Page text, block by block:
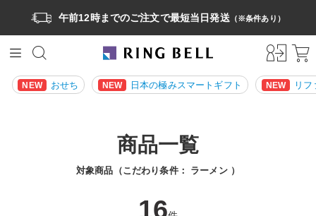
午前12時までのご注文で最短当日発送（※条件あり）
NEW おせち NEW 日本の極みスマートギフト NEW リ
商品一覧
対象商品（こだわり条件： ラーメン）
16